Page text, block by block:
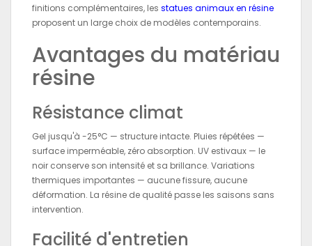
finitions complémentaires, les statues animaux en résine
proposent un large choix de modèles contemporains.
Avantages du matériau
résine
Résistance climat
Gel jusqu'à -25°C — structure intacte. Pluies répétées —
surface imperméable, zéro absorption. UV estivaux — le
noir conserve son intensité et sa brillance. Variations
thermiques importantes — aucune fissure, aucune
déformation. La résine de qualité passe les saisons sans
intervention.
Facilité d'entretien